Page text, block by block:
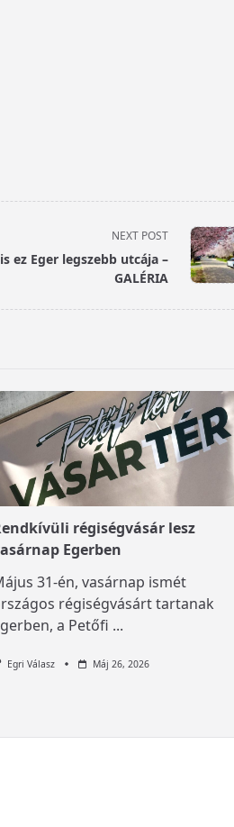
NEXT POST
ez Eger legszebb utcája –
GALÉRIA
régiségvásár lesz
Egerben
31-én, vasárnap ismét
régiségvásárt tartanak
a Petőfi ...
Egri Válasz Máj 26, 2026